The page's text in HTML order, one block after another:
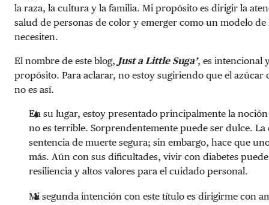
la raza, la cultura y la familia. Mi propósito es dirigir la
salud de personas de color y emerger como un modelo
necesiten.
El nombre de este blog, Just a Little Suga’, es intencional
propósito. Para aclarar, no estoy sugiriendo que el azúcar
no es así.
En su lugar, estoy presentado principalmente la
no es terrible. Sorprendentemente puede ser dulce. La
sentencia de muerte segura; sin embargo, hace que
más. Aún con sus dificultades, vivir con diabetes
resiliencia y altos valores para el cuidado personal.
Mi segunda intención con este título es dirigirme con